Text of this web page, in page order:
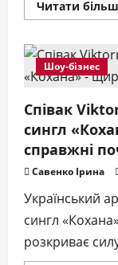
Читати
Шоу-бізнес
Співак
сингл
справжні
Савенко Ірина
Український
сингл
розкриває